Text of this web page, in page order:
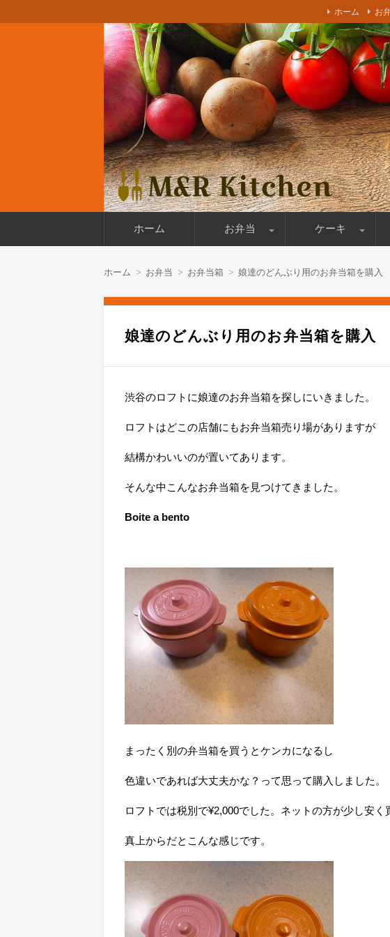
ホーム お
M&R Kitchen
料理好きのパパの日々のお弁当と週末のケーキやパン作
ホーム お弁当 ケーキ
ホーム お弁当 お弁当箱 娘達のどんぶり用のお弁当箱を購入
娘達のどんぶり用のお弁当箱を購入
渋谷のロフトに娘達のお弁当箱を探しにいきました。
ロフトはどこの店舗にもお弁当箱売り場がありますが
結構かわいいのが置いてあります。
そんな中こんなお弁当箱を見つけてきました。
Boite a bento
まったく別の弁当箱を買うとケンカになるし
色違いであれば大丈夫かな？って思って購入しました。
ロフトでは税別で¥2,000でした。ネットの方が少し安く
真上からだとこんな感じです。